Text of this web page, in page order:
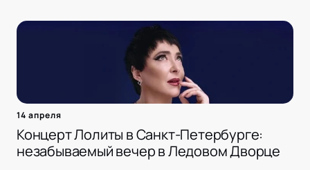
14 апреля
Концерт Лолиты в Санкт-Петербурге:
незабываемый вечер в Ледовом Дворце